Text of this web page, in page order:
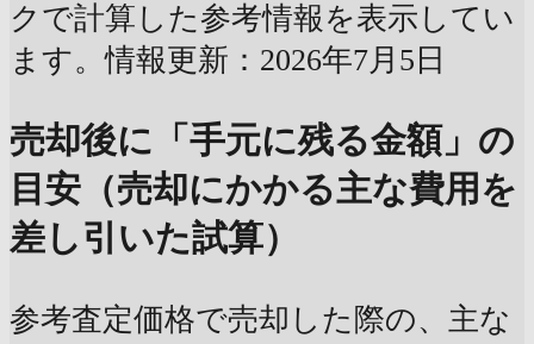
クで計算した参考情報を表示してい
ます。情報更新：2026年7月5日
売却後に「手元に残る金額」の
目安（売却にかかる主な費用を
差し引いた試算）
参考査定価格で売却した際の、主な